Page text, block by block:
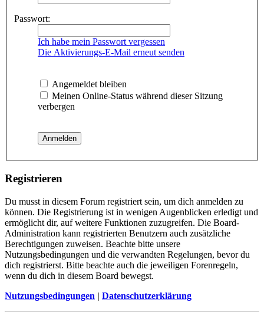
Passwort:
Ich habe mein Passwort vergessen
Die Aktivierungs-E-Mail erneut senden
Angemeldet bleiben
Meinen Online-Status während dieser Sitzung
verbergen
Registrieren
Du musst in diesem Forum registriert sein, um dich anmelden zu
können. Die Registrierung ist in wenigen Augenblicken erledigt und
ermöglicht dir, auf weitere Funktionen zuzugreifen. Die Board-
Administration kann registrierten Benutzern auch zusätzliche
Berechtigungen zuweisen. Beachte bitte unsere
Nutzungsbedingungen und die verwandten Regelungen, bevor du
dich registrierst. Bitte beachte auch die jeweiligen Forenregeln,
wenn du dich in diesem Board bewegst.
Nutzungsbedingungen | Datenschutzerklärung